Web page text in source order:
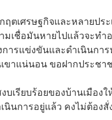
ตเศรษฐกิจและหลายปร
เชื่อมันหายไปแล้วจะทำ
ารแข่งขันและดำเนินกา
เขาแน่นอน ขอฝากประช
เรียบร้อยของบ้านเมือง
นการอยู่แล้ว คงไม่ต้อง